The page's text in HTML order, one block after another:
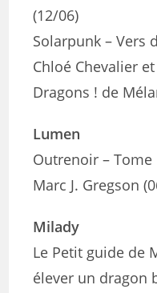
(12/06)
Solarpunk – Vers
Chloé Chevalier
Dragons ! de
Lumen
Outrenoir –
Marc J. Gregson
Milady
Le Petit guide de
élever un dragon